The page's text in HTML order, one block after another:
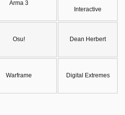
Arma 3
Interactive
Osu! Dean Herbert
Warframe Digital Extremes